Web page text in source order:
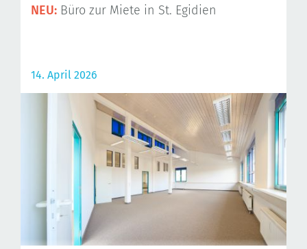
NEU: Büro zur Miete in St. Egidien
14. April 2026